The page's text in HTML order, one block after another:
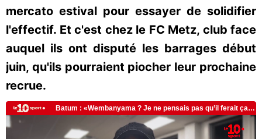
mercato estival pour essayer de solidifier
l'effectif. Et c'est chez le FC Metz, club face
auquel ils ont disputé les barrages début
juin, qu'ils pourraient piocher leur prochaine
recrue.